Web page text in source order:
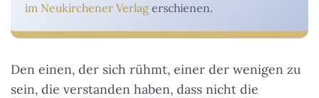
im Neukirchener Verlag erschienen.
Den einen, der sich rühmt, einer der wenigen zu
sein, die verstanden haben, dass nicht die